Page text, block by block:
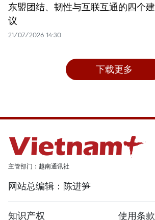
东盟团结、韧性与互联互通的四个建
议
21/07/2026 14:30
下载更多
主管部门：越南通讯社
网站总编辑：陈进笋
知识产权 使用条款